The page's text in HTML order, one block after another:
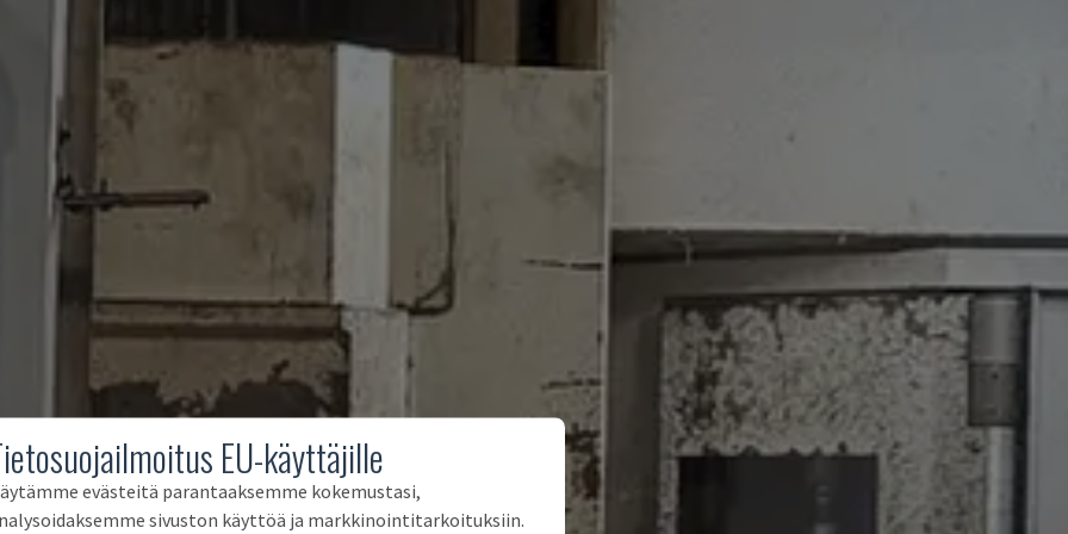
EU-käyttäjille
evästeitä parantaaksemme kokemustasi,
sivuston käyttöä ja markkinointitarkoituksiin.